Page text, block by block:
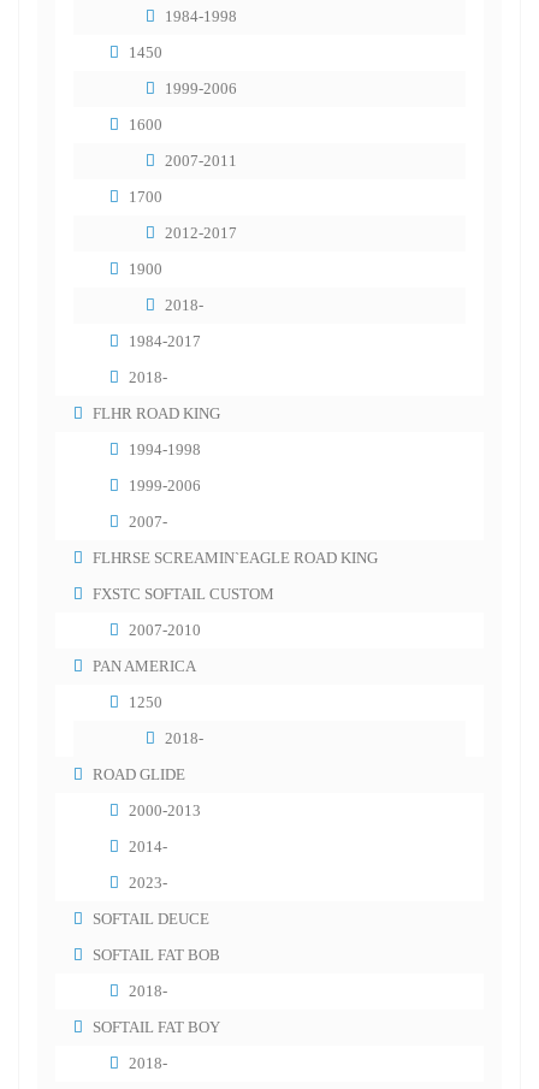
1984-1998
1450
1999-2006
1600
2007-2011
1700
2012-2017
1900
2018-
1984-2017
2018-
FLHR ROAD KING
1994-1998
1999-2006
2007-
FLHRSE SCREAMIN`EAGLE ROAD KING
FXSTC SOFTAIL CUSTOM
2007-2010
PAN AMERICA
1250
2018-
ROAD GLIDE
2000-2013
2014-
2023-
SOFTAIL DEUCE
SOFTAIL FAT BOB
2018-
SOFTAIL FAT BOY
2018-